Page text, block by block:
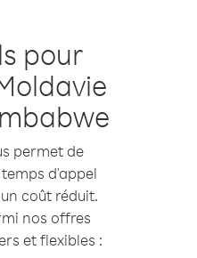
pour
permet de
d'appel
coût réduit.
nos offres
et flexibles :